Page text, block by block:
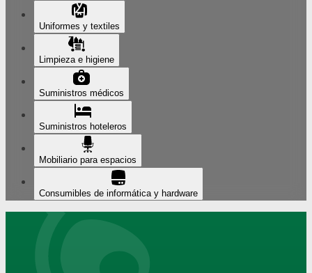
Uniformes y textiles
Limpieza e higiene
Suministros médicos
Suministros hoteleros
Mobiliario para espacios
Consumibles de informática y hardware